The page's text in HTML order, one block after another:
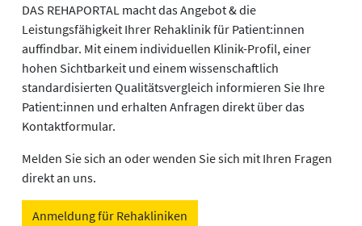
DAS REHAPORTAL macht das Angebot & die
Leistungsfähigkeit Ihrer Rehaklinik für Patient:innen
auffindbar. Mit einem individuellen Klinik-Profil, einer
hohen Sichtbarkeit und einem wissenschaftlich
standardisierten Qualitätsvergleich informieren Sie Ihre
Patient:innen und erhalten Anfragen direkt über das
Kontaktformular.
Melden Sie sich an oder wenden Sie sich mit Ihren Fragen
direkt an uns.
Anmeldung für Rehakliniken